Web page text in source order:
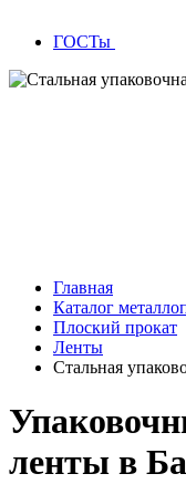
ГОСТы
Главная
Каталог
Плоский прокат
Ленты
Стальная
ленты в